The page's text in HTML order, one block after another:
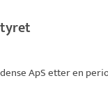
ApSetter en